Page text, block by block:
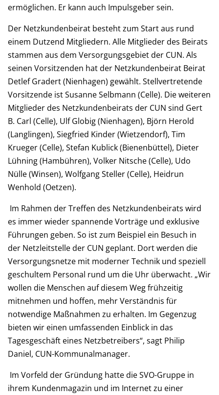
ermöglichen. Er kann auch Impulsgeber sein.
Der Netzkundenbeirat besteht zum Start aus rund
einem Dutzend Mitgliedern. Alle Mitglieder des Beirats
stammen aus dem Versorgungsgebiet der CUN. Als
seinen Vorsitzenden hat der Netzkundenbeirat Beirat
Detlef Gradert (Nienhagen) gewählt. Stellvertretende
Vorsitzende ist Susanne Selbmann (Celle). Die weiteren
Mitglieder des Netzkundenbeirats der CUN sind Gert
B. Carl (Celle), Ulf Globig (Nienhagen), Björn Herold
(Langlingen), Siegfried Kinder (Wietzendorf), Tim
Krueger (Celle), Stefan Kublick (Bienenbüttel), Dieter
Lühning (Hambühren), Volker Nitsche (Celle), Udo
Nülle (Winsen), Wolfgang Steller (Celle), Heidrun
Wenhold (Oetzen).
Im Rahmen der Treffen des Netzkundenbeirats wird
es immer wieder spannende Vorträge und exklusive
Führungen geben. So ist zum Beispiel ein Besuch in
der Netzleitstelle der CUN geplant. Dort werden die
Versorgungsnetze mit moderner Technik und speziell
geschultem Personal rund um die Uhr überwacht. „Wir
wollen die Menschen auf diesem Weg frühzeitig
mitnehmen und hoffen, mehr Verständnis für
notwendige Maßnahmen zu erhalten. Im Gegenzug
bieten wir einen umfassenden Einblick in das
Tagesgeschäft eines Netzbetreibers“, sagt Philip
Daniel, CUN-Kommunalmanager.
Im Vorfeld der Gründung hatte die SVO-Gruppe in
ihrem Kundenmagazin und im Internet zu einer